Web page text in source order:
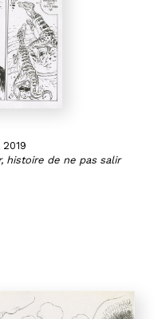
histoire de ne pas salir